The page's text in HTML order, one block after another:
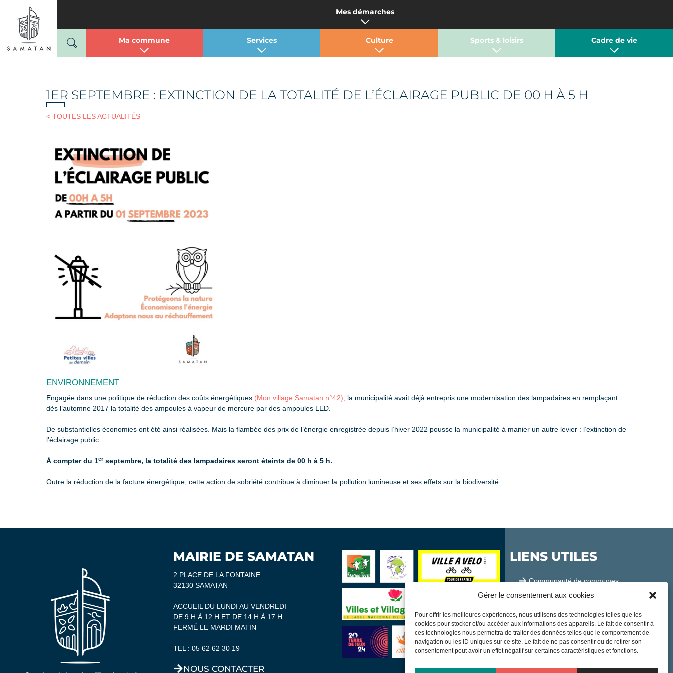
Gérer le consentement aux cookies
Pour offrir les meilleures expériences, nous utilisons des technologies telles que les
cookies pour stocker et/ou accéder aux informations des appareils. Le fait de consentir à
ces technologies nous permettra de traiter des données telles que le comportement de
navigation ou les ID uniques sur ce site. Le fait de ne pas consentir ou de retirer son
consentement peut avoir un effet négatif sur certaines caractéristiques et fonctions.
contenu
Mes démarches
Ma commune Services Culture Sports & loisirs Cadre de vie
1ER SEPTEMBRE : EXTINCTION DE LA TOTALITÉ DE L’ÉCLAIRAGE PUBLIC DE 00 H À 5 H
< TOUTES LES ACTUALITÉS
ENVIRONNEMENT
Engagée dans une politique de réduction des coûts énergétiques (Mon village Samatan n°42),
la municipalité avait déjà entrepris une modernisation des lampadaires en remplaçant
dès l’automne 2017 la totalité des ampoules à vapeur de mercure par des ampoules LED.
De substantielles économies ont été ainsi réalisées. Mais la flambée des prix de l’énergie enregistrée depuis l’hiver 2022 pousse la municipalité à manier un autre levier : l’extinction de
l’éclairage public.
À compter du 1erseptembre, la totalité des lampadaires seront éteints de 00 h à 5 h.
Outre la réduction de la facture énergétique, cette action de sobriété contribue à diminuer la pollution lumineuse et ses effets sur la biodiversité.
MAIRIE DE SAMATAN
2 PLACE DE LA FONTAINE
32130 SAMATAN
ACCUEIL DU LUNDI AU VENDREDI
DE 9 H À 12 H ET DE 14 H À 17 H
FERMÉ LE MARDI MATIN
TEL : 05 62 62 30 19
NOUS CONTACTER
LIENS UTILES
Communauté de communes
Office de tourisme
Sortir à Samatan
Publications et communication